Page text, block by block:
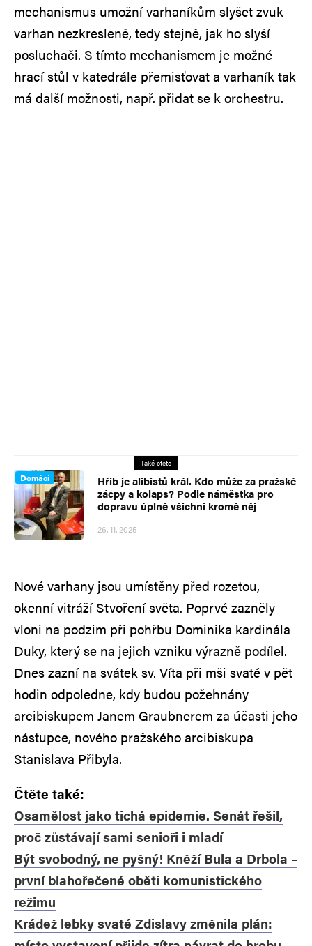
mechanismus umožní varhaníkům slyšet zvuk
varhan nezkresleně, tedy stejně, jak ho slyší
posluchači. S tímto mechanismem je možné
hrací stůl v katedrále přemisťovat a varhaník tak
má další možnosti, např. přidat se k orchestru.
Také čtěte
Domácí
Hřib je alibistů král. Kdo může za pražské
zácpy a kolaps? Podle náměstka pro
dopravu úplně všichni kromě něj
26. 11. 2025
Nové varhany jsou umístěny před rozetou,
okenní vitráží Stvoření světa. Poprvé zazněly
vloni na podzim při pohřbu Dominika kardinála
Duky, který se na jejich vzniku výrazně podílel.
Dnes zazní na svátek sv. Víta při mši svaté v pět
hodin odpoledne, kdy budou požehnány
arcibiskupem Janem Graubnerem za účasti jeho
nástupce, nového pražského arcibiskupa
Stanislava Přibyla.
Čtěte také:
Osamělost jako tichá epidemie. Senát řešil,
proč zůstávají sami senioři i mladí
Být svobodný, ne pyšný! Kněží Bula a Drbola –
první blahořečené oběti komunistického
režimu
Krádež lebky svaté Zdislavy změnila plán: